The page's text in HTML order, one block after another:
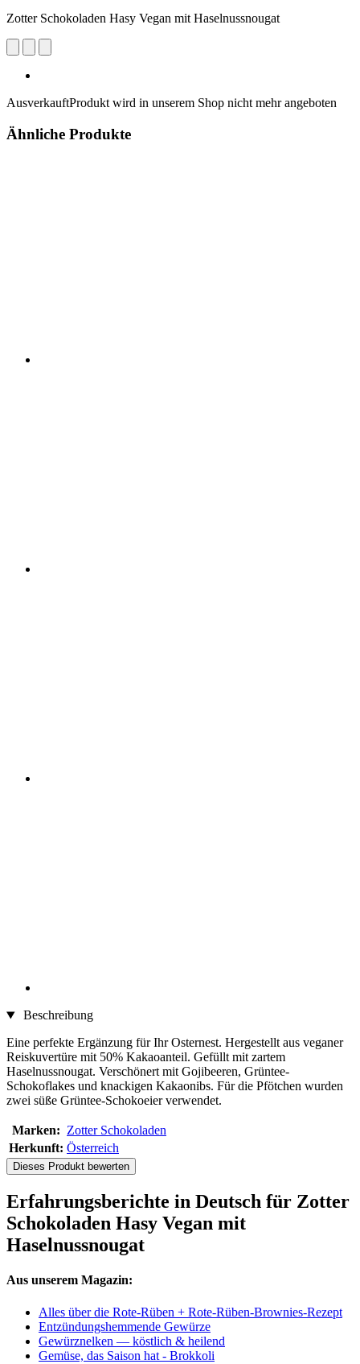
Zotter Schokoladen Hasy Vegan mit Haselnussnougat
AusverkauftProdukt wird in unserem Shop nicht mehr angeboten
Ähnliche Produkte
Beschreibung
Eine perfekte Ergänzung für Ihr Osternest. Hergestellt aus veganer
Reiskuvertüre mit 50% Kakaoanteil. Gefüllt mit zartem
Haselnussnougat. Verschönert mit Gojibeeren, Grüntee-
Schokoflakes und knackigen Kakaonibs. Für die Pfötchen wurden
zwei süße Grüntee-Schokoeier verwendet.
Marken: Zotter Schokoladen
Herkunft: Österreich
Dieses Produkt bewerten
Erfahrungsberichte in Deutsch für Zotter
Schokoladen Hasy Vegan mit
Haselnussnougat
Aus unserem Magazin:
Alles über die Rote-Rüben + Rote-Rüben-Brownies-Rezept
Entzündungshemmende Gewürze
Gewürznelken — köstlich & heilend
Gemüse, das Saison hat - Brokkoli